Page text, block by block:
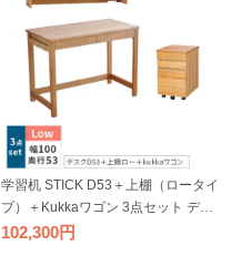
学習机 STICK D53＋上棚（ロータイ
プ）＋Kukkaワゴン 3点セット デス
クセット 奥行53cm 幅100cm 杉工場
102,300